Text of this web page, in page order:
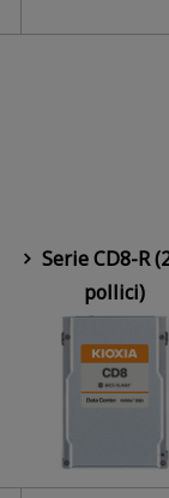
Serie CD8-R
pollici)